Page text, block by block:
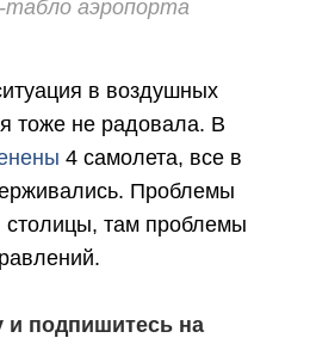
аэропорта
в воздушных
тоже не радовала. В
4 самолета, все в
Проблемы
столицы, там проблемы
и подпишитесь на